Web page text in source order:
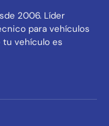
2006. Líder
para vehículos
tu vehículo es